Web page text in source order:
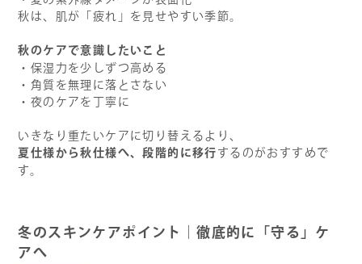
秋は、肌が「疲れ」を見せやすい季節。
秋のケアで意識したいこと
・保湿力を少しずつ高める
・角質を無理に落とさない
・夜のケアを丁寧に
いきなり重たいケアに切り替えるより、
夏仕様から秋仕様へ、段階的に移行 するのがおすすめで
す。
冬のスキンケアポイント｜徹底的に「守る」ケ
アへ